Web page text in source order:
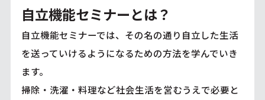
自立機能セミナーとは？
自立機能セミナーでは、その名の通り自立した生活
を送っていけるようになるための方法を学んでいき
ます。
掃除・洗濯・料理など社会生活を営むうえで必要と